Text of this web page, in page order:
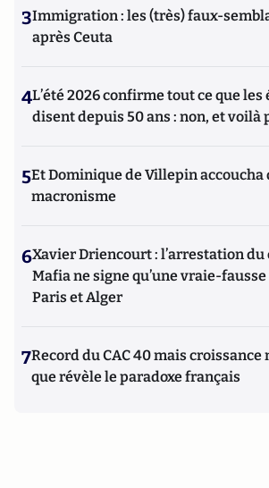
3Immigration : les (très) faux-
après Ceuta
4L’été 2026 confirme tout ce que les
disent depuis 50 ans : non, et voilà
5Et Dominique de Villepin
macronisme
6Xavier Driencourt : l’arrestation du
Mafia ne signe qu’une vraie-
Paris et Alger
7Record du CAC 40 mais croissance
que révèle le paradoxe français